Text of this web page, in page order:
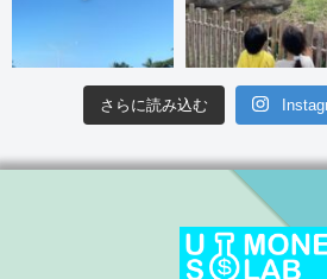
さらに読み込む